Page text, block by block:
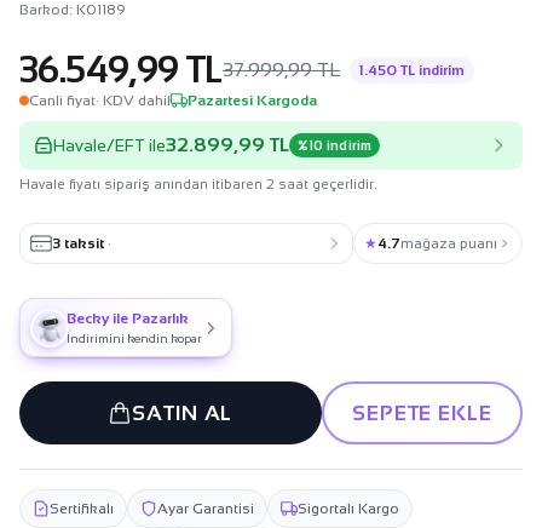
Barkod: K01189
36.549,99 TL37.999,99 TL
1.450 TL indirim
Canli fiyat· KDV dahil Pazartesi Kargoda
Havale/EFT ile32.899,99 TL %10 indirim
Havale fiyatı sipariş anından itibaren 2 saat geçerlidir.
3 taksit · ★4.7mağaza puanı
Becky ile Pazarlık
İndirimini kendin kopar
SATIN AL SEPETE EKLE
Sertifikalı Ayar Garantisi Sigortalı Kargo